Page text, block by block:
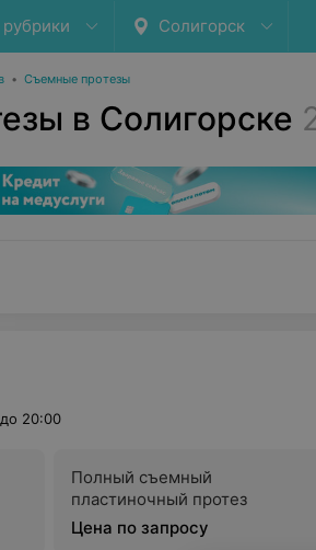
Солигорск
• Съемные протезы
в Солигорске
до 20:00
Полный съемный
пластиночный протез
Цена по запросу